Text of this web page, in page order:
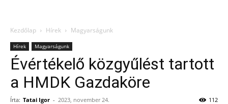
Kezdőlap Hírek Magyarságunk
Hírek Magyarságunk
Évértékelő közgyűlést tartott
a HMDK Gazdaköre
Írta: Tatai Igor - 2023, november 24. 112